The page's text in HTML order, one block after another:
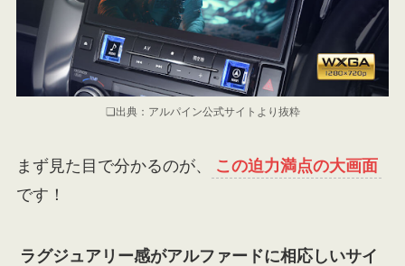
❏出典：アルパイン公式サイトより抜粋
まず見た目で分かるのが、
この迫力満点の大画面
です！
ラグジュアリー感がアルファードに相応しいサイ